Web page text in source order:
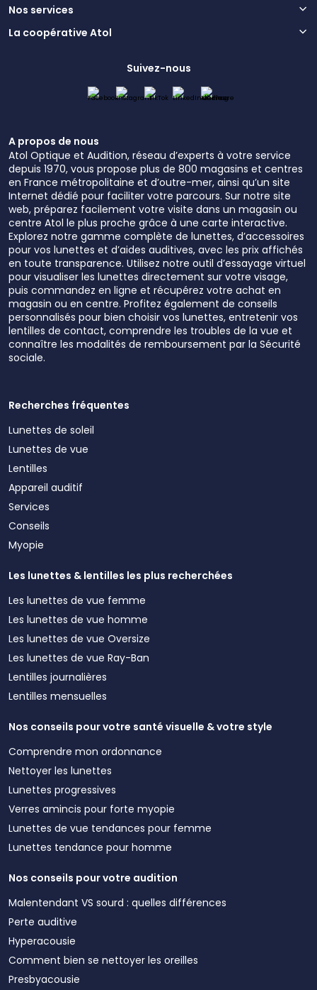
Nos services
La coopérative Atol
Suivez-nous
A propos de nous
Atol Optique et Audition, réseau d’experts à votre service
depuis 1970, vous propose plus de 800 magasins et centres
en France métropolitaine et d’outre-mer, ainsi qu’un site
Internet dédié pour faciliter votre parcours. Sur notre site
web, préparez facilement votre visite dans un magasin ou
centre Atol le plus proche grâce à une carte interactive.
Explorez notre gamme complète de lunettes, d’accessoires
pour vos lunettes et d’aides auditives, avec les prix affichés
en toute transparence. Utilisez notre outil d’essayage virtuel
pour visualiser les lunettes directement sur votre visage,
puis commandez en ligne et récupérez votre achat en
magasin ou en centre. Profitez également de conseils
personnalisés pour bien choisir vos lunettes, entretenir vos
lentilles de contact, comprendre les troubles de la vue et
connaître les modalités de remboursement par la Sécurité
sociale.
Recherches fréquentes
Lunettes de soleil
Lunettes de vue
Lentilles
Appareil auditif
Services
Conseils
Myopie
Les lunettes & lentilles les plus recherchées
Les lunettes de vue femme
Les lunettes de vue homme
Les lunettes de vue Oversize
Les lunettes de vue Ray-Ban
Lentilles journalières
Lentilles mensuelles
Nos conseils pour votre santé visuelle & votre style
Comprendre mon ordonnance
Nettoyer les lunettes
Lunettes progressives
Verres amincis pour forte myopie
Lunettes de vue tendances pour femme
Lunettes tendance pour homme
Nos conseils pour votre audition
Malentendant VS sourd : quelles différences
Perte auditive
Hyperacousie
Comment bien se nettoyer les oreilles
Presbyacousie